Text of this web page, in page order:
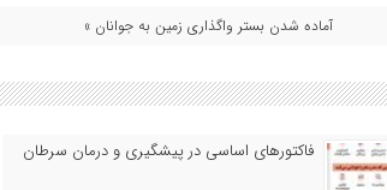
آماده شدن بستر واگذاری زمین به جوانان »
فاکتورهای اساسی در پیشگیری و درمان سرطان